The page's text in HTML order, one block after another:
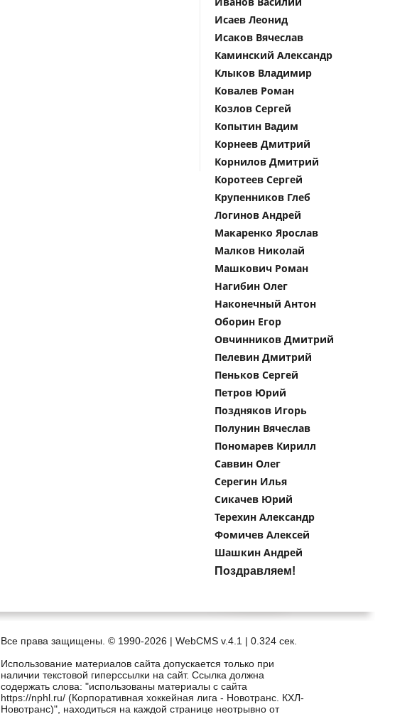
Исаев Леонид
Исаков Вячеслав
Каминский Александр
Клыков Владимир
Ковалев Роман
Козлов Сергей
Копытин Вадим
Корнеев Дмитрий
Корнилов Дмитрий
Коротеев Сергей
Крупенников Глеб
Логинов Андрей
Макаренко Ярослав
Малков Николай
Машкович Роман
Нагибин Олег
Наконечный Антон
Оборин Егор
Овчинников Дмитрий
Пелевин Дмитрий
Пеньков Сергей
Петров Юрий
Поздняков Игорь
Полунин Вячеслав
Пономарев Кирилл
Саввин Олег
Серегин Илья
Сикачев Юрий
Терехин Александр
Фомичев Алексей
Шашкин Андрей
Поздравляем!
Все права защищены. © 1990-2026 | WebCMS v.4.1 | 0.324 сек.
Использование материалов сайта допускается только при
наличии текстовой гиперссылки на сайт. Ссылка должна
содержать слова: "использованы материалы с сайта
https://nphl.ru/ (Корпоративная хоккейная лига - Новотранс. КХЛ-
Новотранс)", находиться на каждой странице неотрывно от